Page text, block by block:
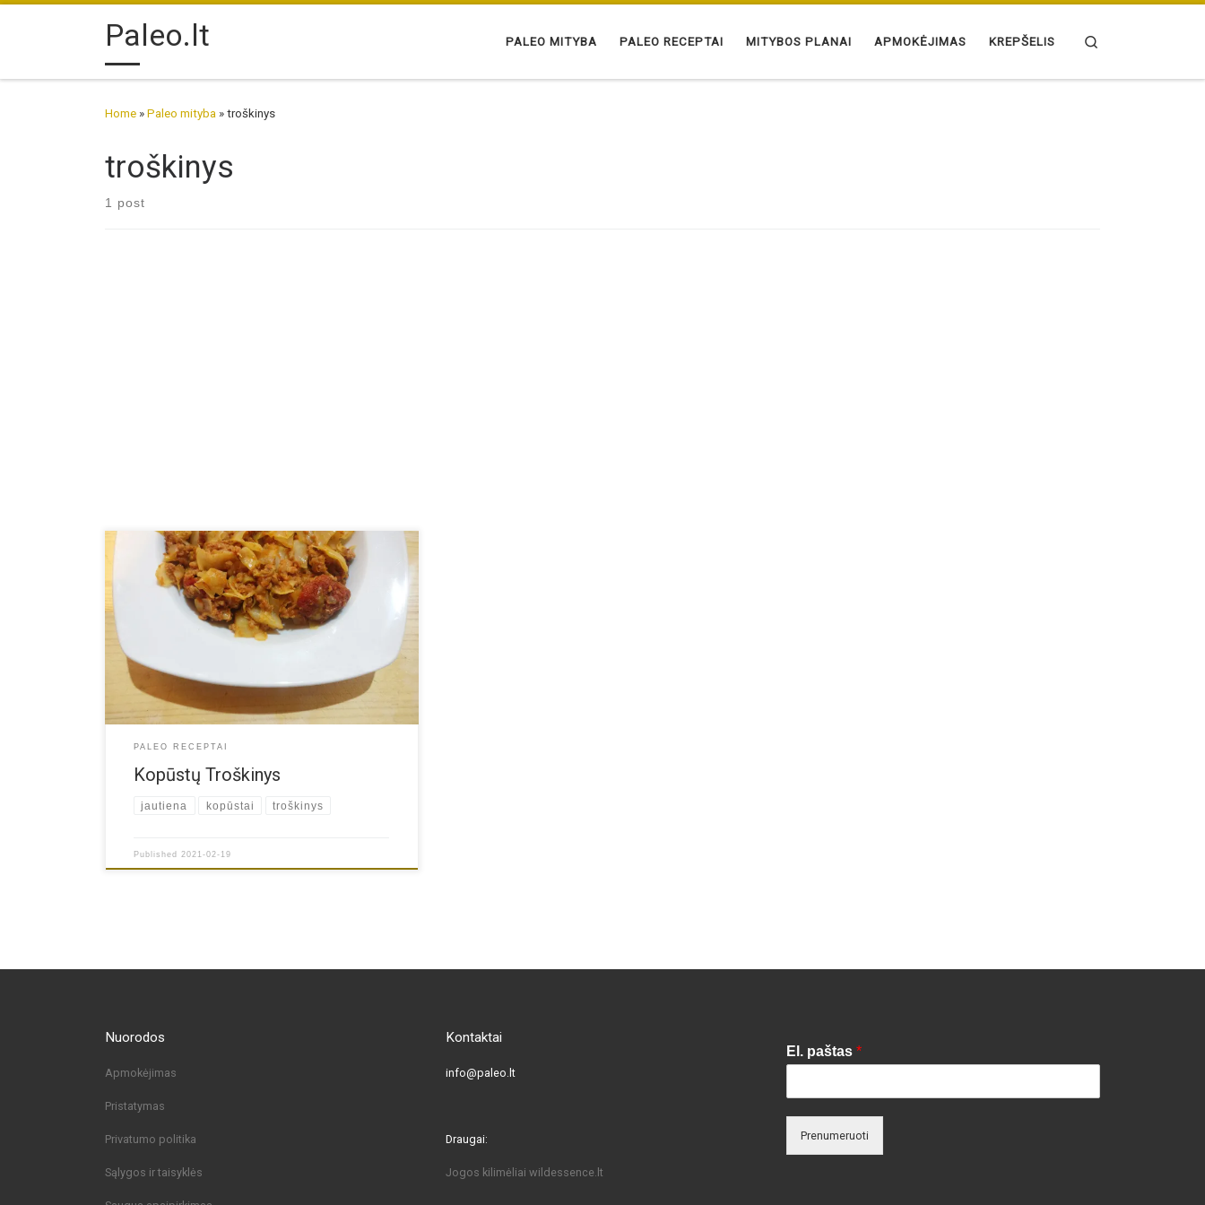
Skip to contentPaleo.lt PALEO MITYBA PALEO RECEPTAI MITYBOS PLANAI APMOKĖJIMAS KREPŠELIS
Home » Paleo mityba » troškinys
troškinys
1 post
INGREDIENTAI: 1 šaukštas kepimo riebalų 0,5 kg
maltos jautienos 1 pjaustytas svogūnas 1 smulkinto
česnako skiltelė 1 nedidelio kopūsto galva,
supjaustyta 2 puodeliai pjaustytų džiovintų pomidorų
Pusantro puodelio pomidorų tyrės Žiupsnelis druskos
ir juodųjų pipirų PARUOŠIMAS: Gilioje keptuvėje arba
puode ištirpinkite kepimo riebalus. Sudėkite svogūną,
česnaką ir kepinkite kol suminkštės. Apie […]
PALEO RECEPTAI
Kopūstų Troškinys
jautiena kopūstai troškinys
Published 2021-02-19
Nuorodos
Apmokėjimas
Pristatymas
Privatumo politika
Sąlygos ir taisyklės
Kontaktai
info@paleo.lt
Draugai:
Jogos kilimėliai wildessence.lt
El. paštas *
Prenumeruoti